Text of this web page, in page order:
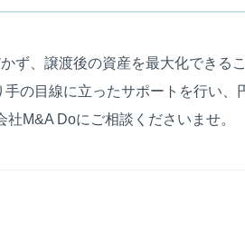
ず、譲渡後の資産を最大化できる
の目線に立ったサポートを行い、
M&A Doにご相談くださいませ。